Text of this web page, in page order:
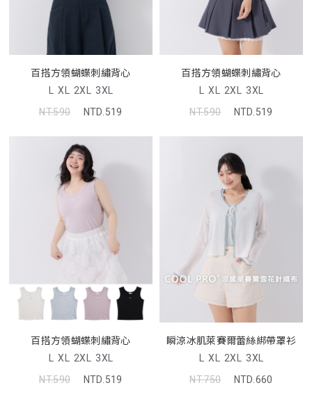
百搭方領蝴蝶刺繡背心
L XL 2XL 3XL
NT.590
NTD.519
百搭方領蝴蝶刺繡背心
L XL 2XL 3XL
NT.590
NTD.519
百搭方領蝴蝶刺繡背心
L XL 2XL 3XL
NT.590
NTD.519
瞬涼冰肌萊賽爾蕾絲綁帶罩衫
L XL 2XL 3XL
NT.750
NTD.660